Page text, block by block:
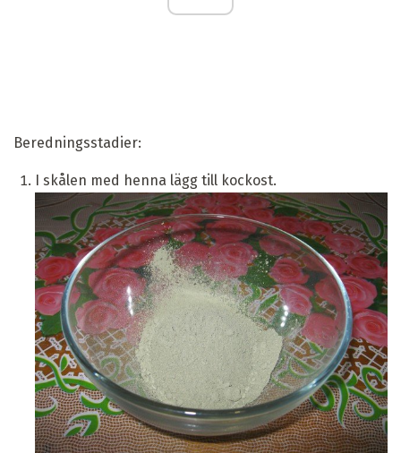
Beredningsstadier:
I skålen med henna lägg till kockost.